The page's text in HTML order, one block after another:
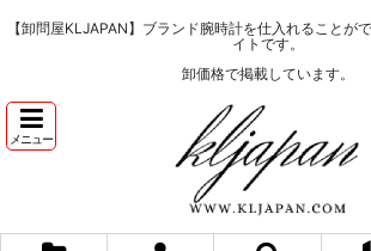
【卸問屋KLJAPAN】ブランド腕時計を仕入れることが
イトです。
卸価格で掲載しています。
メニュー